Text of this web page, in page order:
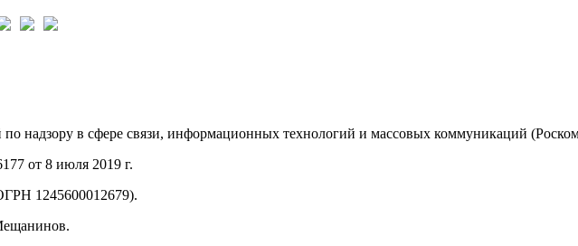
надзору в сфере связи, информационных технологий и массовых коммуникаций
от 8 июля 2019 г.
1245600012679).